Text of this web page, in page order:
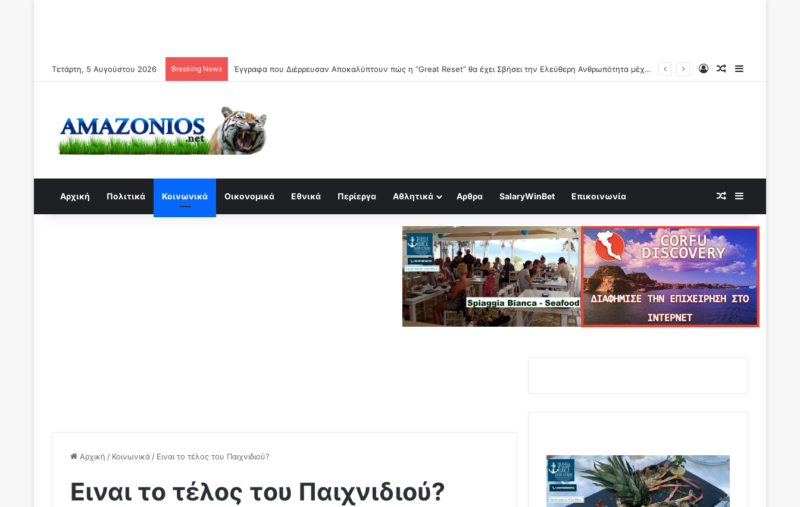
Τετάρτη, 5 Αυγούστου 2026 Breaking News Ν.Αντωνιάδης: Γνώριζαν τι συνέβαινε..Η πραγματική αιτία των αιφνίδιων θανάτων θα βεβαιώνεται και ερχονται οι μέγιστες ποινές!! Log InRandom Article
Αρχική Πολιτικά Κοινωνικά Οικονομικά Εθνικά Περίεργα Αθλητικά Αρθρα SalaryWinBet Επικοινωνία Random Article
Αρχική / Κοινωνικά / Ειναι το τέλος του Παιχνιδιού?
Ειναι το τέλος του Παιχνιδιού?